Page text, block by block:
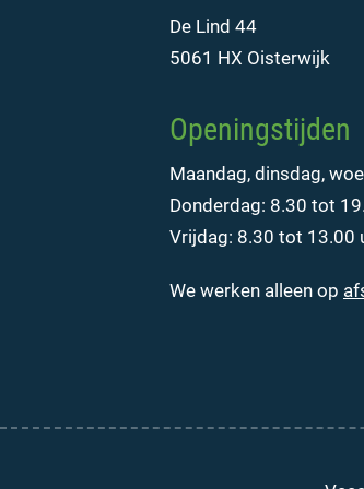
De Lind 44
5061 HX Oisterwijk
Openingstijden
Maandag, dinsdag,
Donderdag: 8.30 tot
Vrijdag: 8.30 tot 13.00
We werken alleen op